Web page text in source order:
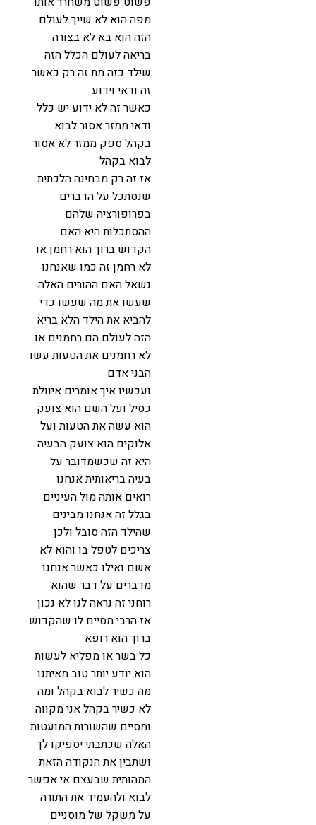
מפה הוא לא שייך לעולם
הזה הוא בא לא בצורה
בריאה לעולם הכלל הזה
שילד כזה מת זה רק כאשר
זה ודאי וידוע
כאשר זה לא ידוע יש כלל
ודאי ממזר אסור לבוא
בקהל ספק ממזר לא אסור
לבוא בקהל
אז זה רק מבחינה הלכתית
שנסתכל על הדברים
בפרופורציה שלהם
ההסתכלות היא האם
הקדוש ברוך הוא רחמן או
לא רחמן זה כמו שאנחנו
נשאל האם ההורים האלה
שעשו את מה שעשו כדי
להביא את הילד הלא בריא
הזה לעולם הם רחמנים או
לא רחמנים את הטעות עשו
הבני אדם
ועכשיו איך אומרים איוולת
כסיל ועל השם הוא צועק
הוא עשה את הטעות ועל
אלוקים הוא צועק הבעיה
היא זה שכשמדובר על
בעיה בריאותית אנחנו
רואים אותה מול העיניים
בגלל זה אנחנו מבינים
שהילד הזה סובל ולכן
צריכים לטפל בו והוא לא
אשם ואילו כאשר אנחנו
מדברים על דבר שהוא
רוחני זה נראה לנו לא נכון
אז הרבי מסיים לו שהקדוש
ברוך הוא רופא
כל בשר או מפליא לעשות
הוא יודע יותר טוב מאיתנו
מה כשיר לבוא בקהל ומה
לא כשיר בקהל אני מקווה
ומסיים שהשורות המועטות
האלה שכתבתי יספיקו לך
ושתבין את הנקודה הזאת
המהותית שבעצם אי אפשר
לבוא ולהעמיד את התורה
על משקל של מוסניים